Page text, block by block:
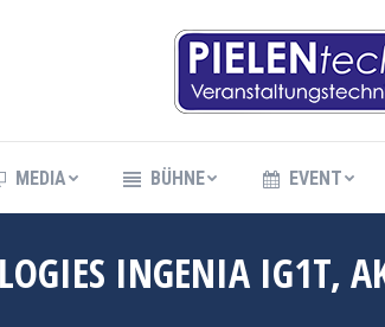
MEDIA BÜHNE EVENT
INGENIA IG1T,
BÜHNE EVENT